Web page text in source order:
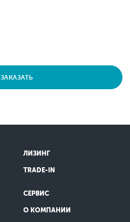
ЗАКАЗАТЬ
ЛИЗИНГ
TRADE-IN
СЕРВИС
О КОМПАНИИ